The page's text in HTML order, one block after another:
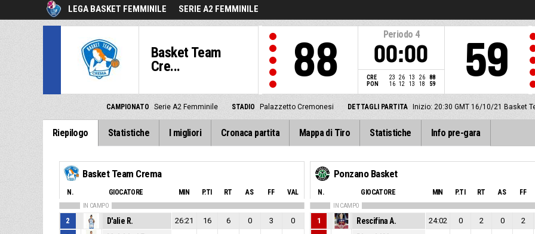
LEGA BASKET FEMMINILE SERIE A2 FEMMINILE
Basket Team
Cre...
88
Periodo 4
00:00
CRE 23 26 13 26
88
PON
16 12 13 18 59 59
CAMPIONATO Serie A2 Femminile STADIO Palazzetto Cremonesi DETTAGLI PARTITA Inizio: 20:30 GMT 16/10/21 Basket
Riepilogo Statistiche I migliori Cronaca partita Mappa di Tiro Statistiche Info pre-gara
Basket Team Crema
N. GIOCATORE MIN P.TI RT AS FF VAL
IN CAMPO
2 D'alie R. 26:21 16 6 0 3
0
Ponzano Basket
N. GIOCATORE MIN P.TI RT AS FF
IN CAMPO
1 Rescifina A. 24:02 0 2 0 2